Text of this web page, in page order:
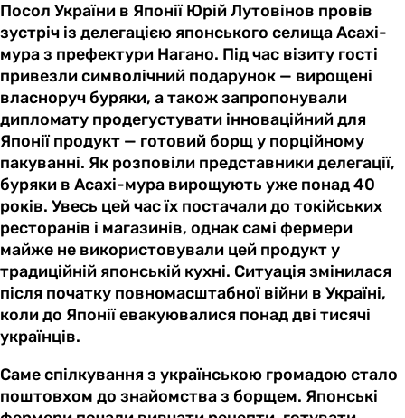
Посол України в Японії Юрій Лутовінов провів
зустріч із делегацією японського селища Асахі-
мура з префектури Нагано. Під час візиту гості
привезли символічний подарунок — вирощені
власноруч буряки, а також запропонували
дипломату продегустувати інноваційний для
Японії продукт — готовий борщ у порційному
пакуванні. Як розповіли представники делегації,
буряки в Асахі-мура вирощують уже понад 40
років. Увесь цей час їх постачали до токійських
ресторанів і магазинів, однак самі фермери
майже не використовували цей продукт у
традиційній японській кухні. Ситуація змінилася
після початку повномасштабної війни в Україні,
коли до Японії евакуювалися понад дві тисячі
українців.
Саме спілкування з українською громадою стало
поштовхом до знайомства з борщем. Японські